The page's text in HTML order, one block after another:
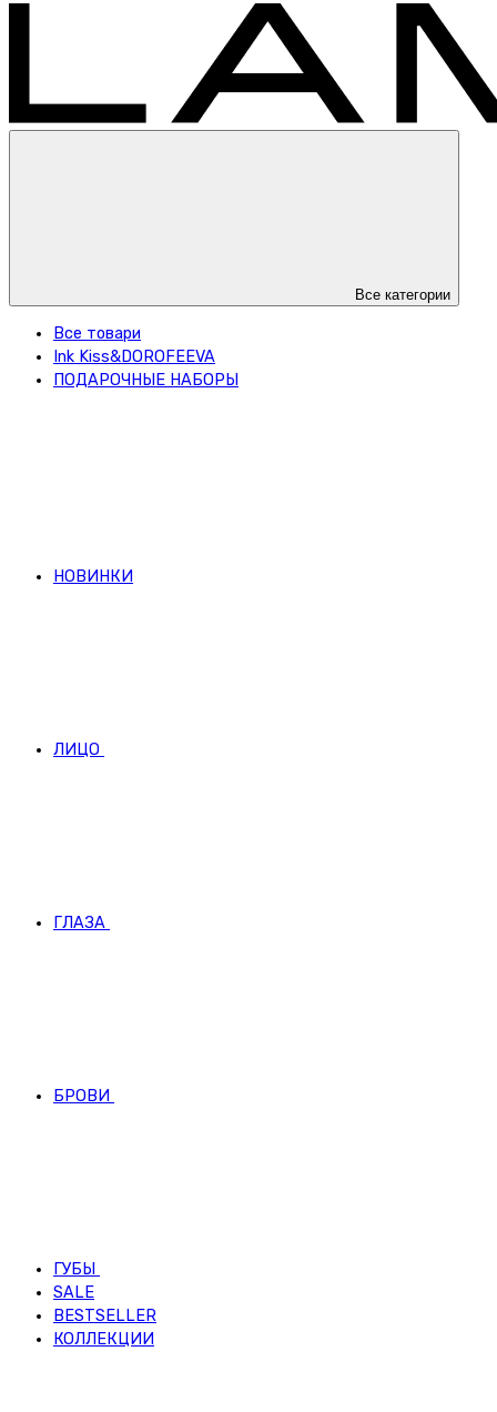
Все категории
Все товари
Ink Kiss&DOROFEEVA
ПОДАРОЧНЫЕ НАБОРЫ
НОВИНКИ
ЛИЦО
ГЛАЗА
БРОВИ
ГУБЫ
SALE
BESTSELLER
КОЛЛЕКЦИИ